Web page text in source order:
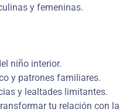
y femeninas.
niño interior.
y patrones familiares.
y lealtades limitantes.
tu relación con la